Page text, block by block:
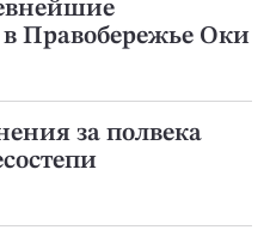
Правобережье Оки
за полвека